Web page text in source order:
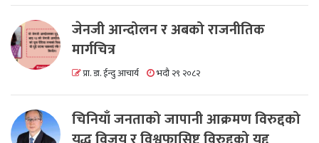
जेनजी आन्दोलन र अबको राजनीतिक
मार्गचित्र
प्रा. डा. ईन्दु आचार्य भदौ २९ २०८२
चिनियाँ जनताको जापानी आक्रमण विरुद्दको